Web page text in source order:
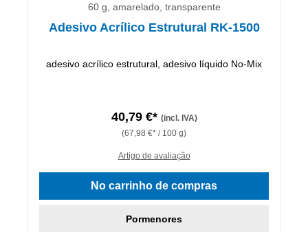
60 g, amarelado, transparente
Adesivo Acrílico Estrutural RK-1500
adesivo acrílico estrutural, adesivo líquido No-Mix
40,79 €* (incl. IVA)
(67,98 €* / 100 g)
Artigo de avaliação
No carrinho de compras
Pormenores